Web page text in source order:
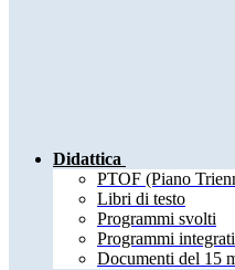
Didattica
PTOF (Piano
Libri di testo
Programmi svolti
Programmi
Documenti del 15